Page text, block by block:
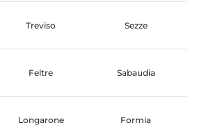
Treviso Sezze
Feltre Sabaudia
Longarone Formia